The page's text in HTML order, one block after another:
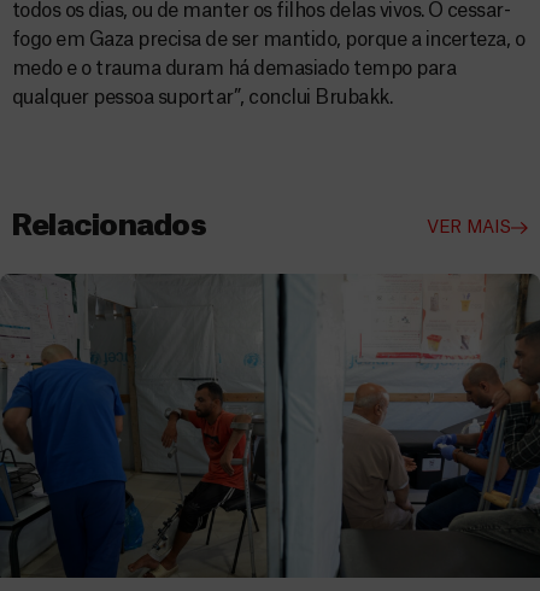
todos os dias, ou de manter os filhos delas vivos. O cessar-
fogo em Gaza precisa de ser mantido, porque a incerteza, o
medo e o trauma duram há demasiado tempo para
qualquer pessoa suportar”, conclui Brubakk.
Relacionados VER MAIS